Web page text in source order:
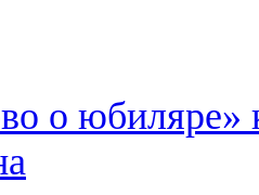
о юбиляре»